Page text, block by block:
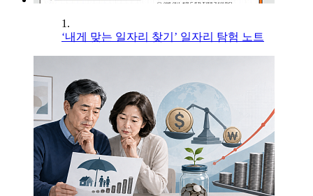
1.
‘내게 맞는 일자리 찾기’ 일자리 탐험 노트